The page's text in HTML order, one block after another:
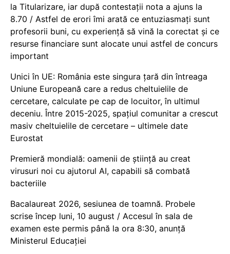
la Titularizare, iar după contestații nota a ajuns la
8.70 / Astfel de erori îmi arată ce entuziasmați sunt
profesorii buni, cu experiență să vină la corectat și ce
resurse financiare sunt alocate unui astfel de concurs
important
Unici în UE: România este singura țară din întreaga
Uniune Europeană care a redus cheltuielile de
cercetare, calculate pe cap de locuitor, în ultimul
deceniu. Între 2015-2025, spațiul comunitar a crescut
masiv cheltuielile de cercetare – ultimele date
Eurostat
Premieră mondială: oamenii de știință au creat
virusuri noi cu ajutorul AI, capabili să combată
bacteriile
Bacalaureat 2026, sesiunea de toamnă. Probele
scrise încep luni, 10 august / Accesul în sala de
examen este permis până la ora 8:30, anunță
Ministerul Educației